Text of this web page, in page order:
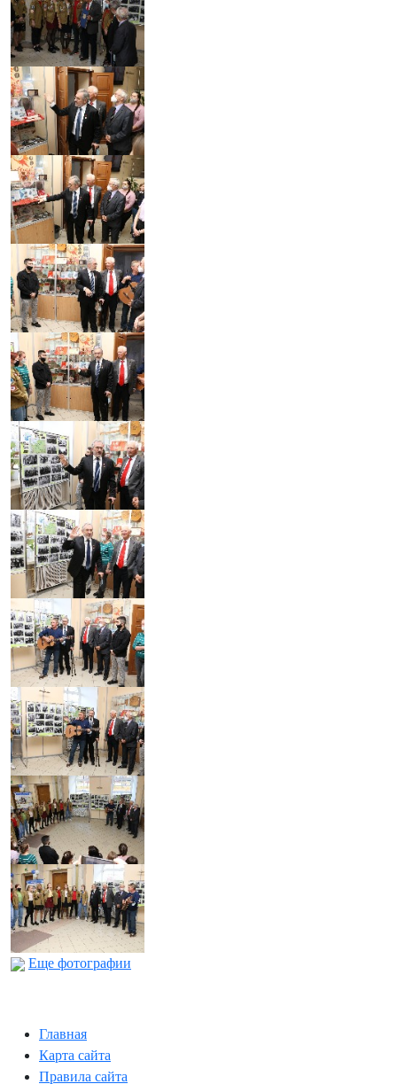
Еще фотографии
Главная
Карта сайта
Правила сайта